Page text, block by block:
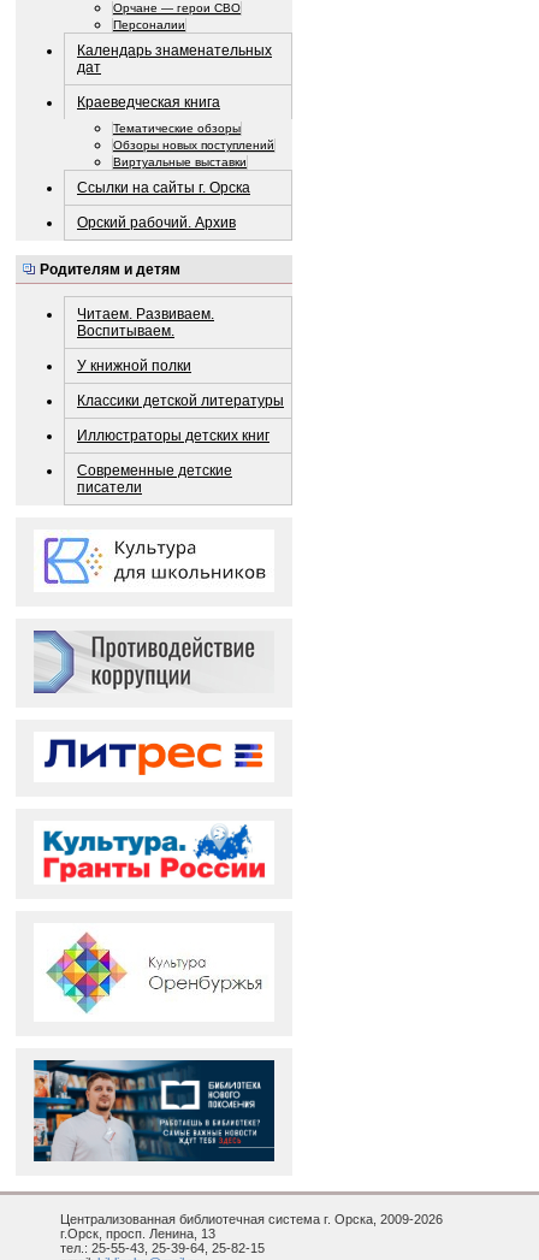
Орчане — герои СВО
Персоналии
Календарь знаменательных
дат
Краеведческая книга
Тематические обзоры
Обзоры новых поступлений
Виртуальные выставки
Ссылки на сайты г. Орска
Орский рабочий. Архив
Родителям и детям
Читаем. Развиваем.
Воспитываем.
У книжной полки
Классики детской литературы
Иллюстраторы детских книг
Современные детские
писатели
Централизованная библиотечная система г. Орска, 2009-2026
г.Орск, просп. Ленина, 13
тел.: 25-55-43, 25-39-64, 25-82-15